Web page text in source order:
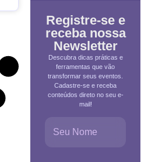
Registre-se e
receba nossa
Newsletter
Descubra dicas práticas e
ferramentas que vão
transformar seus eventos.
Cadastre-se e receba
conteúdos direto no seu e-
mail!